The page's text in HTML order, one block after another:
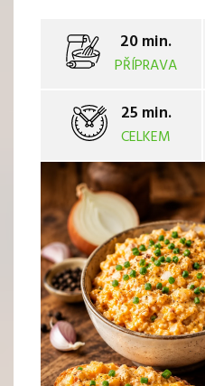
20 min.
PŘÍPRAVA
25 min.
CELKEM